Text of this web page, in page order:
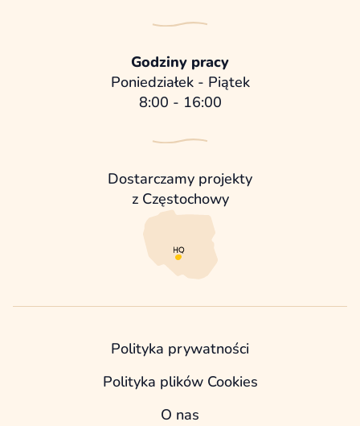
Godziny pracy
Poniedziałek - Piątek
8:00 - 16:00
Dostarczamy projekty
z Częstochowy
Polityka prywatności
Polityka plików Cookies
O nas